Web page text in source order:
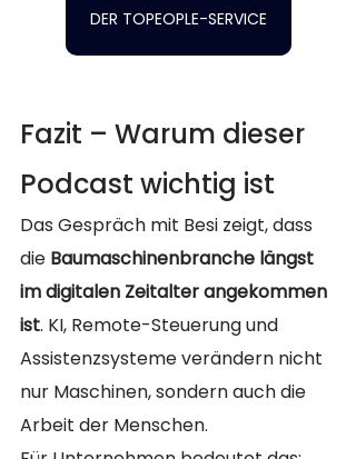
DER TOPEOPLE-SERVICE
Fazit – Warum dieser
Podcast wichtig ist
Das Gespräch mit Besi zeigt, dass
die Baumaschinenbranche längst
im digitalen Zeitalter angekommen
ist. KI, Remote-Steuerung und
Assistenzsysteme verändern nicht
nur Maschinen, sondern auch die
Arbeit der Menschen.